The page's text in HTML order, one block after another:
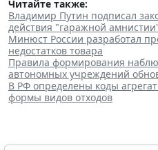
Читайте также:
Владимир Путин подписал
действия "гаражной
Минюст России разработал
недостатков товара
Правила формирования
автономных учреждений
В РФ определены коды
формы видов отходов